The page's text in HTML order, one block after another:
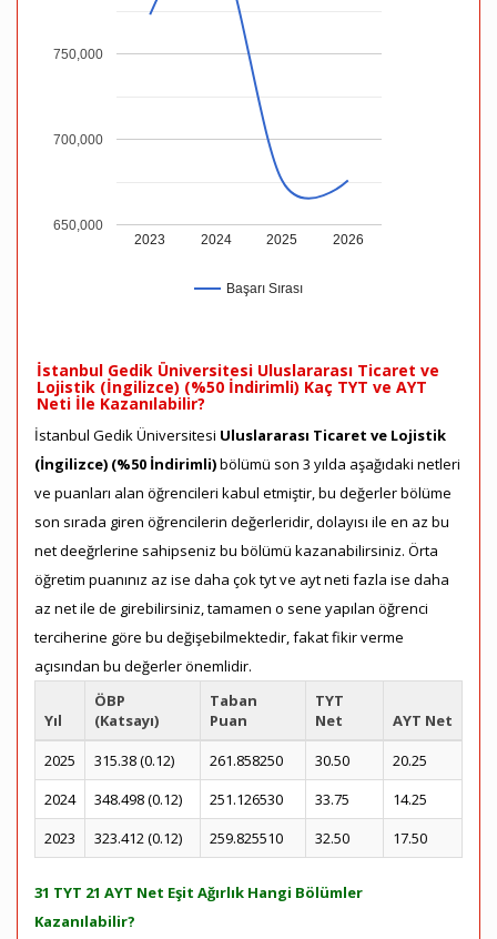
Başarı Sırası
2023 2024 2025 2026
650,000
700,000
750,000
İstanbul Gedik Üniversitesi Uluslararası Ticaret ve
Lojistik (İngilizce) (%50 İndirimli) Kaç TYT ve AYT
Neti İle Kazanılabilir?
İstanbul Gedik Üniversitesi Uluslararası Ticaret ve Lojistik
(İngilizce) (%50 İndirimli)bölümü son 3 yılda aşağıdaki netleri
ve puanları alan öğrencileri kabul etmiştir, bu değerler bölüme
son sırada giren öğrencilerin değerleridir, dolayısı ile en az bu
net deeğrlerine sahipseniz bu bölümü kazanabilirsiniz. Örta
öğretim puanınız az ise daha çok tyt ve ayt neti fazla ise daha
az net ile de girebilirsiniz, tamamen o sene yapılan öğrenci
terciherine göre bu değişebilmektedir, fakat fikir verme
açısından bu değerler önemlidir.
Yıl
ÖBP
(Katsayı)
Taban
Puan
TYT
Net
AYT Net
2025
315.38 (0.12) 261.858250 30.50
20.25
2024
348.498 (0.12) 251.126530 33.75
14.25
2023
323.412 (0.12) 259.825510 32.50 17.50
31 TYT 21 AYT Net Eşit Ağırlık Hangi Bölümler
Kazanılabilir?